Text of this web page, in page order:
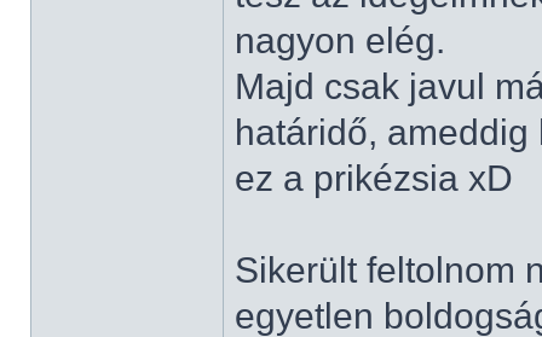
nagyon elég.
Majd csak javul
határidő,
ez a prikézsia xD
Sikerült feltolnom
egyetlen